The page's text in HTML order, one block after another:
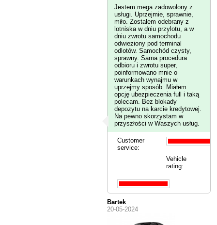
Jestem mega zadowolony z
usługi. Uprzejmie, sprawnie,
miło. Zostałem odebrany z
lotniska w dniu przylotu, a w
dniu zwrotu samochodu
odwieziony pod terminal
odlotów. Samochód czysty,
sprawny. Sama procedura
odbioru i zwrotu super,
poinformowano mnie o
warunkach wynajmu w
uprzejmy sposób. Miałem
opcję ubezpieczenia full i taką
polecam. Bez blokady
depozytu na karcie kredytowej.
Na pewno skorzystam w
przyszłości w Waszych usług.
Customer
service:
Vehicle
rating:
Bartek
20-05-2024